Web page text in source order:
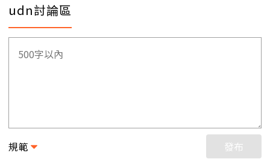
udn討論區
規範 發布